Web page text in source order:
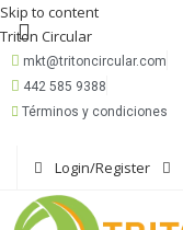
Skip to content
Triton Circular
mkt@tritoncircular.com
442 585 9388
Términos y condiciones
Login/Register